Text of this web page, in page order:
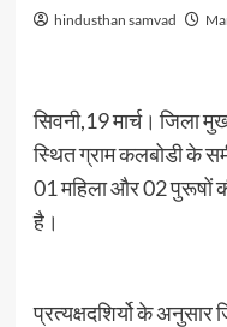
hindusthan samvad
सिवनी,19 मार्च। जिला
स्थित ग्राम कलबोडी के
01 महिला और 02 पुरूषों
है।
प्रत्यक्षदशिर्यो के